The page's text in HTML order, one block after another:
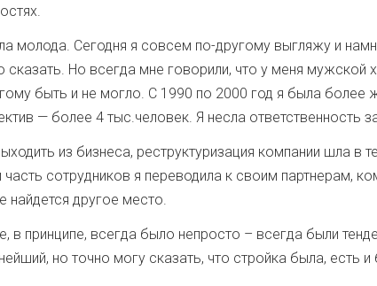
молода. Сегодня я совсем по-другому выгляжу и
сказать. Но всегда мне говорили, что у меня
быть и не могло. С 1990 по 2000 год я была более
— более 4 тыс.человек. Я несла ответственность
из бизнеса, реструктуризация компании шла в
сотрудников я переводила к своим партнерам,
найдется другое место.
в принципе, всегда было непросто – всегда были
но точно могу сказать, что стройка была, есть и